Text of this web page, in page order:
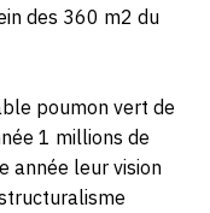
des 360 m2 du
poumon vert de
1 millions de
année leur vision